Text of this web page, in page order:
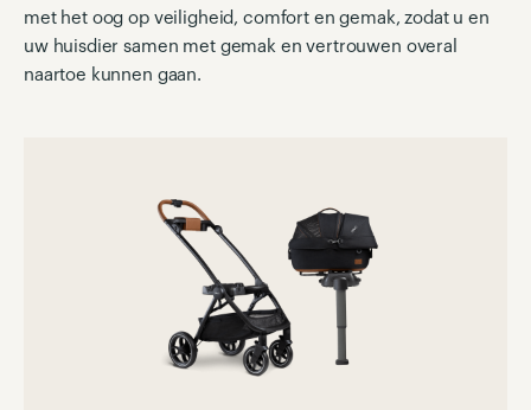
met het oog op veiligheid, comfort en gemak, zodat u en
uw huisdier samen met gemak en vertrouwen overal
naartoe kunnen gaan.